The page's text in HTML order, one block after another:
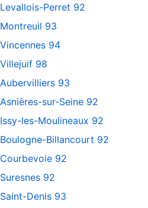
Perret 92
93
94
98
93
sur-Seine 92
les-Moulineaux 92
Billancourt 92
92
92
Denis 93